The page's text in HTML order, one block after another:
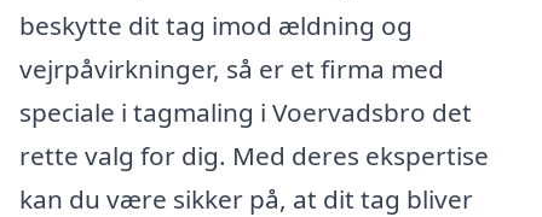
beskytte dit tag imod ældning og
vejrpåvirkninger, så er et firma med
speciale i tagmaling i Voervadsbro det
rette valg for dig. Med deres ekspertise
kan du være sikker på, at dit tag bliver